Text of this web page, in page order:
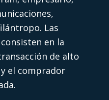
Las
en la
de alto
el comprador